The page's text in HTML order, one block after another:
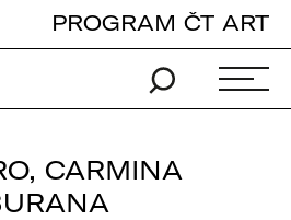
PROGRAM ČT ART
CARMINA